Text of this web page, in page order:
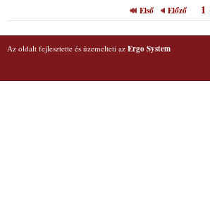
Első Előző 1
Az oldalt fejlesztette és üzemelteti az Ergo System